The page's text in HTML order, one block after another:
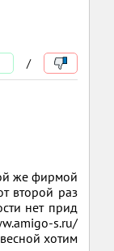
/
же фирмой
второй раз
нет прид
s.ru/
хотим